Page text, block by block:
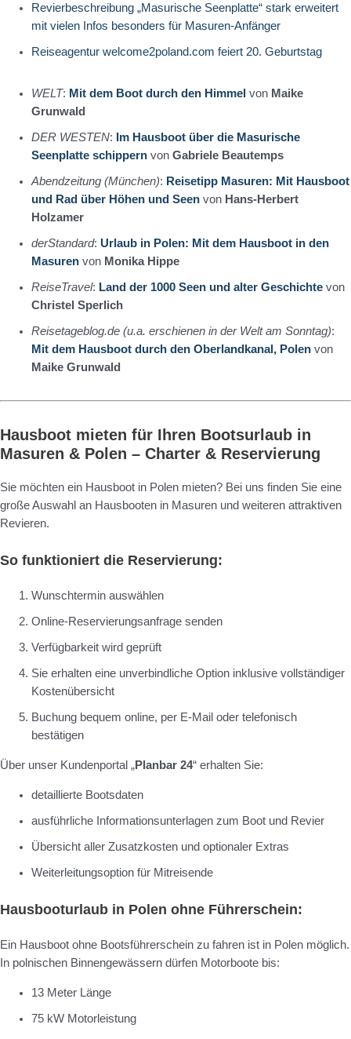
Revierbeschreibung „Masurische Seenplatte“ stark erweitert
mit vielen Infos besonders für Masuren-Anfänger
Reiseagentur welcome2poland.com feiert 20. Geburtstag
WELT: Mit dem Boot durch den Himmel von Maike
Grunwald
DER WESTEN:
Im Hausboot über die Masurische
Seenplatte schippern von Gabriele Beautemps
Abendzeitung (München): Reisetipp Masuren: Mit Hausboot
und Rad über Höhen und Seen von Hans-Herbert
Holzamer
derStandard: Urlaub in Polen: Mit dem Hausboot in den
Masuren von Monika Hippe
ReiseTravel: Land der 1000 Seen und alter Geschichte von
Christel Sperlich
Reisetageblog.de (u.a. erschienen in der Welt am Sonntag):
Mit dem Hausboot durch den Oberlandkanal, Polen von
Maike Grunwald
Hausboot mieten für Ihren Bootsurlaub in
Masuren & Polen – Charter & Reservierung
Sie möchten ein Hausboot in Polen mieten? Bei uns finden Sie eine
große Auswahl an Hausbooten in Masuren und weiteren attraktiven
Revieren.
So funktioniert die Reservierung:
Wunschtermin auswählen
Online-Reservierungsanfrage senden
Verfügbarkeit wird geprüft
Sie erhalten eine unverbindliche Option inklusive vollständiger
Kostenübersicht
Buchung bequem online, per E-Mail oder telefonisch
bestätigen
Über unser Kundenportal „Planbar 24“ erhalten Sie:
detaillierte Bootsdaten
ausführliche Informationsunterlagen zum Boot und Revier
Übersicht aller Zusatzkosten und optionaler Extras
Weiterleitungsoption für Mitreisende
Hausbooturlaub in Polen ohne Führerschein:
Ein Hausboot ohne Bootsführerschein zu fahren ist in Polen möglich.
In polnischen Binnengewässern dürfen Motorboote bis:
13 Meter Länge
75 kW Motorleistung